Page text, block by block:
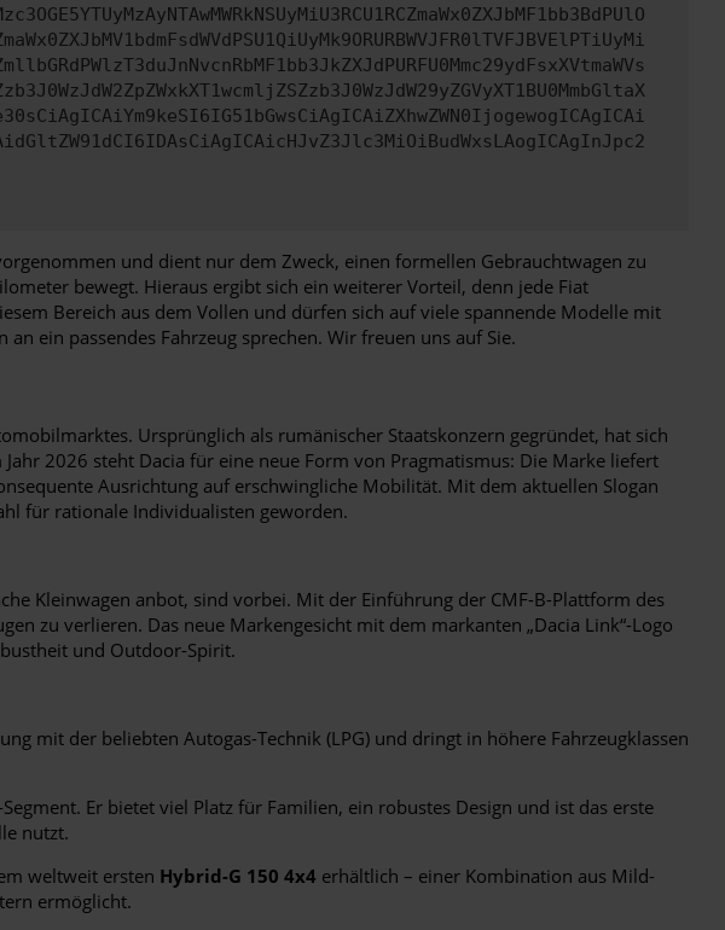
und dient nur dem Zweck, einen formellen Gebrauchtwagen zu
bewegt. Hieraus ergibt sich ein weiterer Vorteil, denn jede Fiat
Bereich aus dem Vollen und dürfen sich auf viele spannende Modelle mit
ein passendes Fahrzeug sprechen. Wir freuen uns auf Sie.
Ursprünglich als rumänischer Staatskonzern gegründet, hat sich
2026 steht Dacia für eine neue Form von Pragmatismus: Die Marke liefert
Ausrichtung auf erschwingliche Mobilität. Mit dem aktuellen Slogan
für rationale Individualisten geworden.
Kleinwagen anbot, sind vorbei. Mit der Einführung der CMF-B-Plattform des
zu verlieren. Das neue Markengesicht mit dem markanten „Dacia Link“-Logo
und Outdoor-Spirit.
mit der beliebten Autogas-Technik (LPG) und dringt in höhere Fahrzeugklassen
Er bietet viel Platz für Familien, ein robustes Design und ist das erste
nutzt.
weltweit ersten Hybrid-G 150 4x4 erhältlich – einer Kombination aus Mild-
ermöglicht.